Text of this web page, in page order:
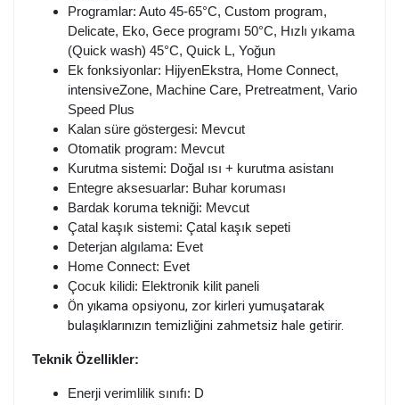
Programlar: Auto 45-65°C, Custom program,
Delicate, Eko, Gece programı 50°C, Hızlı yıkama
(Quick wash) 45°C, Quick L, Yoğun
Ek fonksiyonlar: HijyenEkstra, Home Connect,
intensiveZone, Machine Care, Pretreatment, Vario
Speed Plus
Kalan süre göstergesi: Mevcut
Otomatik program: Mevcut
Kurutma sistemi: Doğal ısı + kurutma asistanı
Entegre aksesuarlar: Buhar koruması
Bardak koruma tekniği: Mevcut
Çatal kaşık sistemi: Çatal kaşık sepeti
Deterjan algılama: Evet
Home Connect: Evet
Çocuk kilidi: Elektronik kilit paneli
Ön yıkama opsiyonu, zor kirleri yumuşatarak
bulaşıklarınızın temizliğini zahmetsiz hale getirir.
Teknik Özellikler:
Enerji verimlilik sınıfı: D